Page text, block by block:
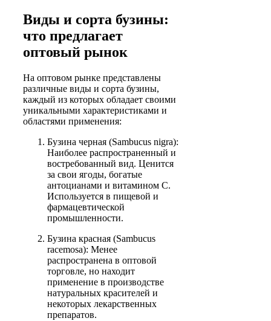
Виды и сорта бузины:
что предлагает
оптовый рынок
На оптовом рынке представлены
различные виды и сорта бузины,
каждый из которых обладает своими
уникальными характеристиками и
областями применения:
Бузина черная (Sambucus nigra):
Наиболее распространенный и
востребованный вид. Ценится
за свои ягоды, богатые
антоцианами и витамином С.
Используется в пищевой и
фармацевтической
промышленности.
Бузина красная (Sambucus
racemosa): Менее
распространена в оптовой
торговле, но находит
применение в производстве
натуральных красителей и
некоторых лекарственных
препаратов.